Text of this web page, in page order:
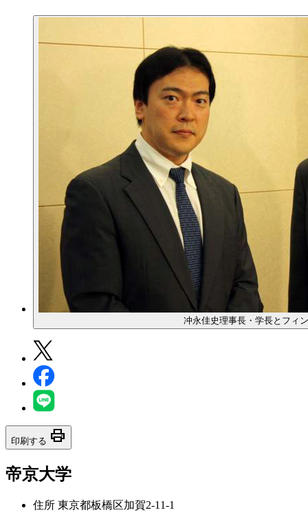
冲永佳史理事長・学長とフィ
印刷する print
帝京大学
住所 東京都板橋区加賀2-11-1